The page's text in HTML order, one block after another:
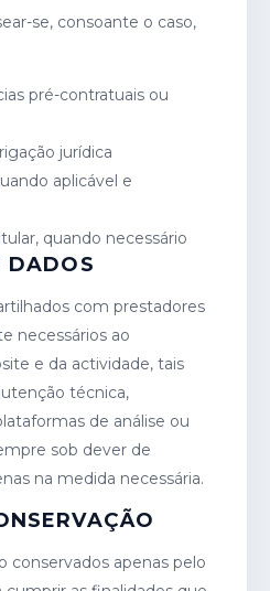
se, consoante o caso,
pré-contratuais ou
jurídica
aplicável e
quando necessário
DADOS
com prestadores
necessários ao
e da actividade, tais
técnica,
de análise ou
sob dever de
na medida necessária.
conservados apenas pelo